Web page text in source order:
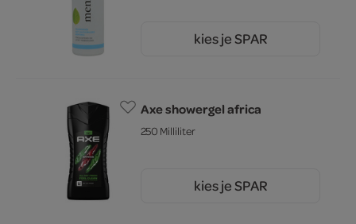
kies je SPAR
Axe showergel africa
250 Milliliter
kies je SPAR